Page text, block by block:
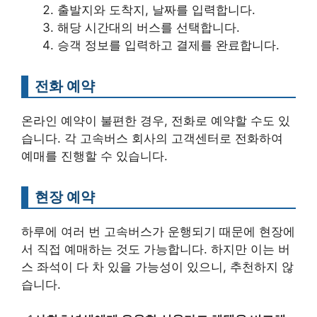
출발지와 도착지, 날짜를 입력합니다.
해당 시간대의 버스를 선택합니다.
승객 정보를 입력하고 결제를 완료합니다.
전화 예약
온라인 예약이 불편한 경우, 전화로 예약할 수도 있
습니다. 각 고속버스 회사의 고객센터로 전화하여
예매를 진행할 수 있습니다.
현장 예약
하루에 여러 번 고속버스가 운행되기 때문에 현장에
서 직접 예매하는 것도 가능합니다. 하지만 이는 버
스 좌석이 다 차 있을 가능성이 있으니, 추천하지 않
습니다.